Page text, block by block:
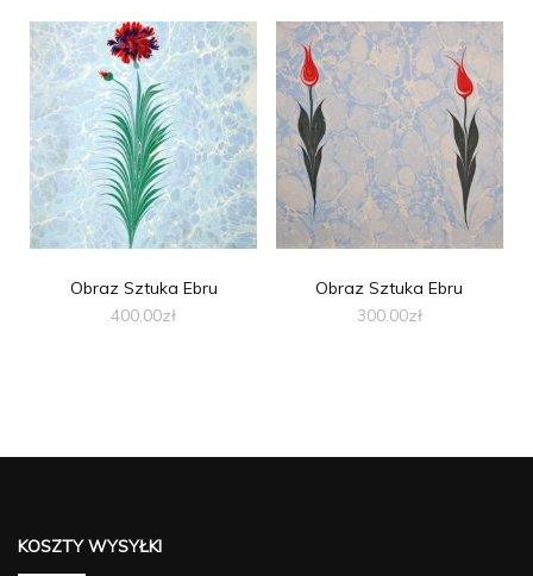
Obraz Sztuka Ebru
400.00zł
Obraz Sztuka Ebru
300.00zł
KOSZTY WYSYŁKI